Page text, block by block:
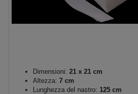
Dimensioni: 21 x 21 cm
Altezza: 7 cm
Lunghezza del nastro: 125 cm